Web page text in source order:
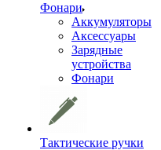
Фонари
Аккумуляторы
Аксессуары
Зарядные
устройства
Фонари
Тактические ручки